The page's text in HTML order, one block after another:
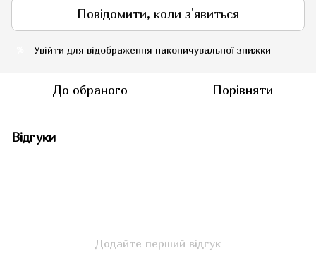
Повідомити, коли з'явиться
Увійти для відображення накопичувальної знижки
До обраного Порівняти
Відгуки
Додайте перший відгук